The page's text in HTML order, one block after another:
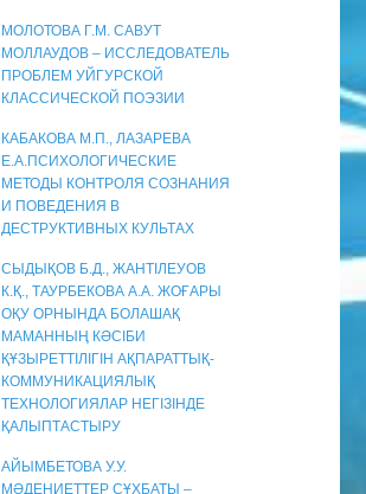
МОЛОТОВА Г.М. САВУТ
МОЛЛАУДОВ – ИССЛЕДОВАТЕЛЬ
ПРОБЛЕМ УЙГУРСКОЙ
КЛАССИЧЕСКОЙ ПОЭЗИИ
КАБАКОВА М.П., ЛАЗАРЕВА
Е.А.ПСИХОЛОГИЧЕСКИЕ
МЕТОДЫ КОНТРОЛЯ СОЗНАНИЯ
И ПОВЕДЕНИЯ В
ДЕСТРУКТИВНЫХ КУЛЬТАХ
СЫДЫҚОВ Б.Д., ЖАНТІЛЕУОВ
К.Қ., ТАУРБЕКОВА А.А. ЖОҒАРЫ
ОҚУ ОРНЫНДА БОЛАШАҚ
МАМАННЫҢ КӘСІБИ
ҚҰЗЫРЕТТІЛІГІН АҚПАРАТТЫҚ-
КОММУНИКАЦИЯЛЫҚ
ТЕХНОЛОГИЯЛАР НЕГІЗІНДЕ
ҚАЛЫПТАСТЫРУ
АЙЫМБЕТОВА У.У.
МӘДЕНИЕТТЕР СҰХБАТЫ –